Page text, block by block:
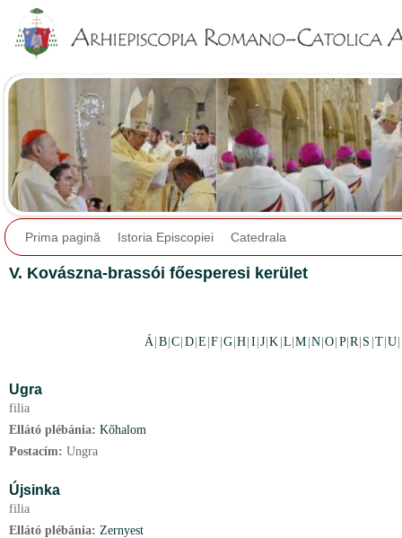
Prima pagină Istoria Episcopiei Catedrala
V. Kovászna-brassói főesperesi kerület
Á B |C D E |F G |H I |J |K L |M N |O P| R S T |U
Ugra
filia
Ellátó plébánia: Kőhalom
Postacím: Ungra
Újsinka
filia
Ellátó plébánia: Zernyest